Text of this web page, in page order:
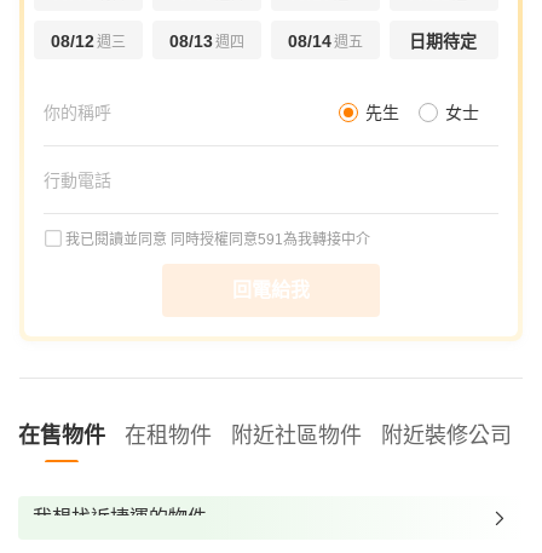
08/12週三 08/13週四 08/14週五 日期待定
先生 女士
我已閱讀並同意 同時授權同意591為我轉接中介
回電給我
在售物件 在租物件 附近社區物件 附近裝修公司
我想找近捷運的物件